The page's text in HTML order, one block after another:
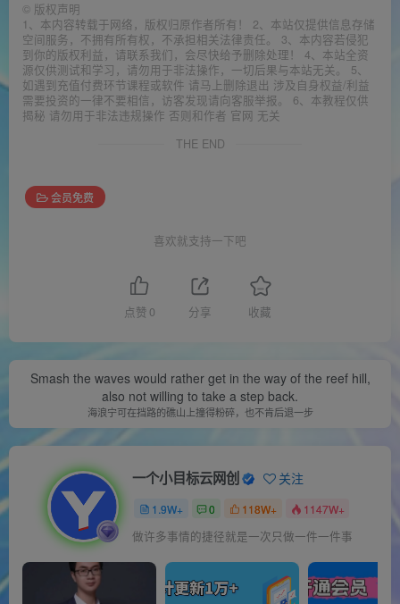
© 版权声明
1、本内容转载于网络，版权归原作者所有！ 2、本站仅提供信息存储
空间服务，不拥有所有权，不承担相关法律责任。 3、本内容若侵犯
到你的版权利益，请联系我们，会尽快给予删除处理！ 4、本站全资
源仅供测试和学习，请勿用于非法操作，一切后果与本站无关。 5、
如遇到充值付费环节课程或软件 请马上删除退出 涉及自身权益/利益
需要投资的一律不要相信，访客发现请向客服举报。 6、本教程仅供
揭秘 请勿用于非法违规操作 否则和作者 官网 无关
THE END
会员免费
喜欢就支持一下吧
点赞 0 分享 收藏
Smash the waves would rather get in the way of the reef hill,
also not willing to take a step back.
海浪宁可在挡路的礁山上撞得粉碎，也不肯后退一步
一个小目标云网创 关注
1.9W+ 0 118W+ 1147W+
做许多事情的捷径就是一次只做一件一件事